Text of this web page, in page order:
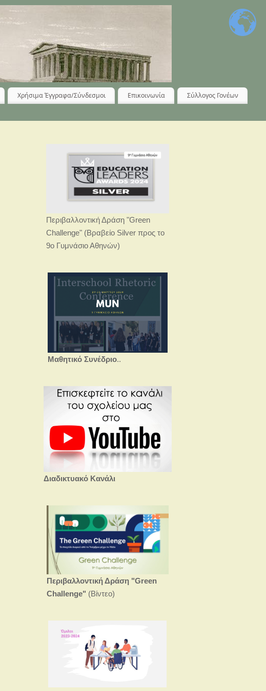
Χρήσιμα Έγγραφα/Σύνδεσμοι Επικοινωνία
Σύλλογος Γονέων
Περιβαλλοντική Δράση "Green
Challenge" (Βραβείο Silver προς το
9ο Γυμνάσιο Αθηνών)
Μαθητικό Συνέδριο..
Διαδικτυακό Κανάλι
Περιβαλλοντική Δράση "Green
Challenge" (Βίντεο)